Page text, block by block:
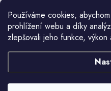
Používáme cookies,
prohlížení webu a díky
zlepšovali jeho funkce, výkon
Objednala jsem si
kdyz jsem napsala jak